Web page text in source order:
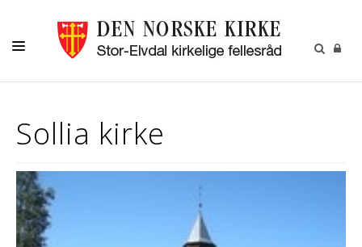
KONFIRMASJON
GRAVFERD
MENIGHETENE
Sollia kirke